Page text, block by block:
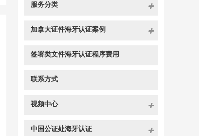
服务分类
加拿大证件海牙认证案例
签署类文件海牙认证程序费用
联系方式
视频中心
中国公证处海牙认证